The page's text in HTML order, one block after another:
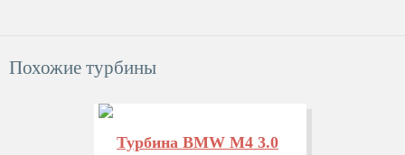
Похожие турбины
Турбина BMW M4 3.0